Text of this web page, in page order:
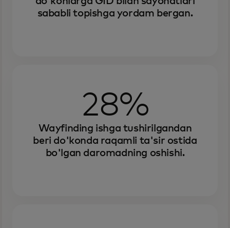
sababli topishga yordam bergan.
28%
Wayfinding ishga tushirilgandan
beri do'konda raqamli ta'sir ostida
bo'lgan daromadning oshishi.